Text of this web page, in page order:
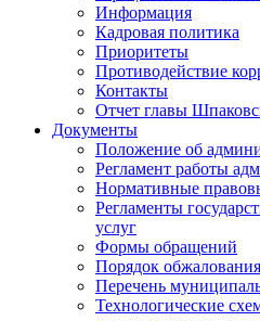
Информация
Кадровая политика
Приоритеты
Противодействие
Контакты
Отчет главы
Документы
Положение об
Регламент работы
Нормативные
Регламенты
услуг
Формы обращений
Порядок обжалования
Перечень
Технологические